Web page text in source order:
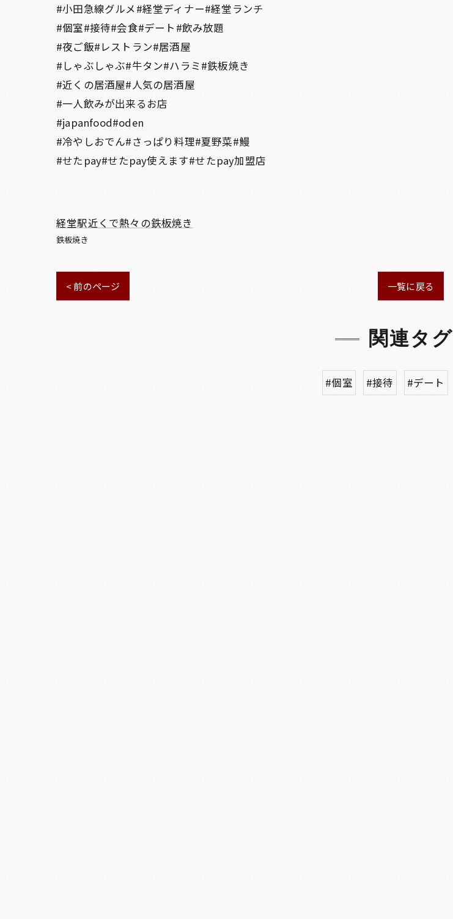
#小田急線グルメ#経堂ディナー#経堂ランチ
#個室#接待#会食#デート#飲み放題
#夜ご飯#レストラン#居酒屋
#しゃぶしゃぶ#牛タン#ハラミ#鉄板焼き
#近くの居酒屋#人気の居酒屋
#一人飲みが出来るお店
#japanfood#oden
#冷やしおでん#さっぱり料理#夏野菜#鰻
#せたpay#せたpay使えます#せたpay加盟店
経堂駅近くで熱々の鉄板焼き
鉄板焼き
< 前のページ 一覧に戻る
関連タグ
#個室 #接待 #デート